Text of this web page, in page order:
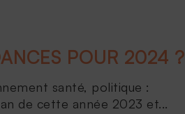
POUR 2024 ?
santé, politique :
de cette année 2023 et...